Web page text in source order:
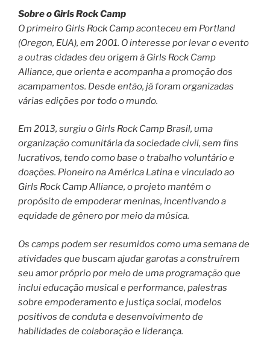
Sobre o Girls Rock Camp
O primeiro Girls Rock Camp aconteceu em Portland
(Oregon, EUA), em 2001. O interesse por levar o evento
a outras cidades deu origem à Girls Rock Camp
Alliance, que orienta e acompanha a promoção dos
acampamentos. Desde então, já foram organizadas
várias edições por todo o mundo.
Em 2013, surgiu o Girls Rock Camp Brasil, uma
organização comunitária da sociedade civil, sem fins
lucrativos, tendo como base o trabalho voluntário e
doações. Pioneiro na América Latina e vinculado ao
Girls Rock Camp Alliance, o projeto mantém o
propósito de empoderar meninas, incentivando a
equidade de gênero por meio da música.
Os camps podem ser resumidos como uma semana de
atividades que buscam ajudar garotas a construírem
seu amor próprio por meio de uma programação que
inclui educação musical e performance, palestras
sobre empoderamento e justiça social, modelos
positivos de conduta e desenvolvimento de
habilidades de colaboração e liderança.